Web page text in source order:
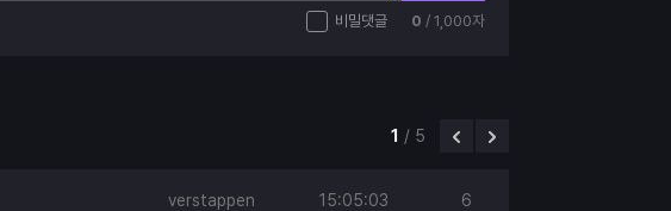
비밀댓글 0 / 1,000자
1 / 5
verstappen 15:05:03 6